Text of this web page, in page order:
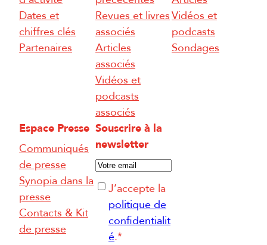
Dates et
chiffres clés
Partenaires
Revues et livres
associés
Articles
associés
Vidéos et
podcasts
associés
Vidéos et
podcasts
Sondages
Espace Presse
Communiqués
de presse
Synopia dans la
presse
Contacts & Kit
de presse
Souscrire à la
newsletter
E
-R J’accepte la
politique de
confidentialit
é.*